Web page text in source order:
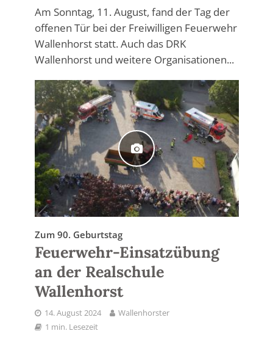
Am Sonntag, 11. August, fand der Tag der
offenen Tür bei der Freiwilligen Feuerwehr
Wallenhorst statt. Auch das DRK
Wallenhorst und weitere Organisationen...
Zum 90. Geburtstag
Feuerwehr-Einsatzübung
an der Realschule
Wallenhorst
14. August 2024
Wallenhorster
1 min. Lesezeit